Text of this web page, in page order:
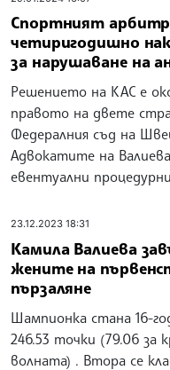
Спортният
четиригодишно
за нарушаване на
Решението на КАС е
правото на двете
Федералния съд на
Адвокатите на
евентуални
23.12.2023 18:31
Камила Валиева
жените на
пързаляне
Шампионка стана 16-
246.53 точки (79.06 за
волната) . Втора се